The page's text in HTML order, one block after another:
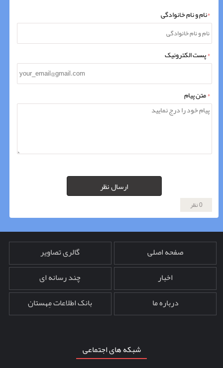
*نام و نام خانوادگی
*پست الکترونیک
*متن پیام
ارسال نظر
0 نظر
صفحه اصلی
اخبار
درباره ما
گالری تصاویر
چند رسانه ای
بانک اطلاعات مِهستان
شبکه های اجتماعی